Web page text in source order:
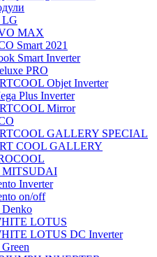
LG
MAX
Smart 2021
Smart Inverter
PRO
Objet Inverter
Plus Inverter
Mirror
GALLERY SPECIAL
COOL GALLERY
MITSUDAI
Inverter
on/off
LOTUS
LOTUS DC Inverter